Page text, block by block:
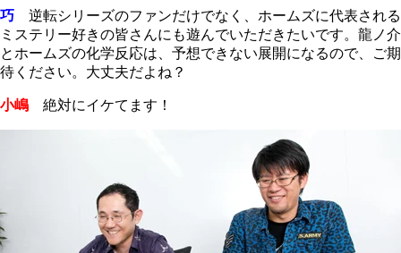
巧 逆転シリーズのファンだけでなく、ホームズに代表される
ミステリー好きの皆さんにも遊んでいただきたいです。龍ノ介
とホームズの化学反応は、予想できない展開になるので、ご期
待ください。大丈夫だよね？
小嶋 絶対にイケてます！